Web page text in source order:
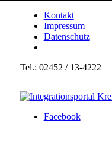
Kontakt
Impressum
Datenschutz
Tel.: 02452 / 13-4222
Facebook